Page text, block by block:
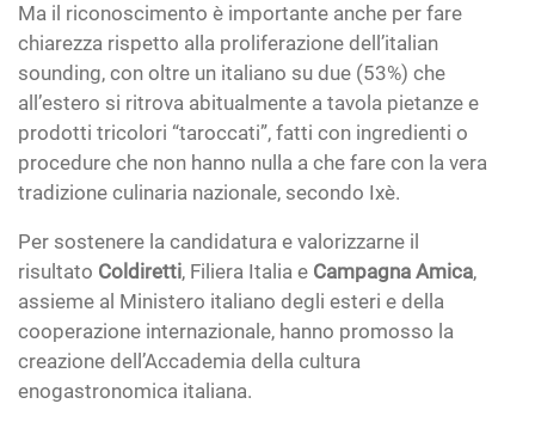
Ma il riconoscimento è importante anche per fare
chiarezza rispetto alla proliferazione dell’italian
sounding, con oltre un italiano su due (53%) che
all’estero si ritrova abitualmente a tavola pietanze e
prodotti tricolori “taroccati”, fatti con ingredienti o
procedure che non hanno nulla a che fare con la vera
tradizione culinaria nazionale, secondo Ixè.
Per sostenere la candidatura e valorizzarne il
risultato Coldiretti, Filiera Italia e Campagna Amica,
assieme al Ministero italiano degli esteri e della
cooperazione internazionale, hanno promosso la
creazione dell’Accademia della cultura
enogastronomica italiana.